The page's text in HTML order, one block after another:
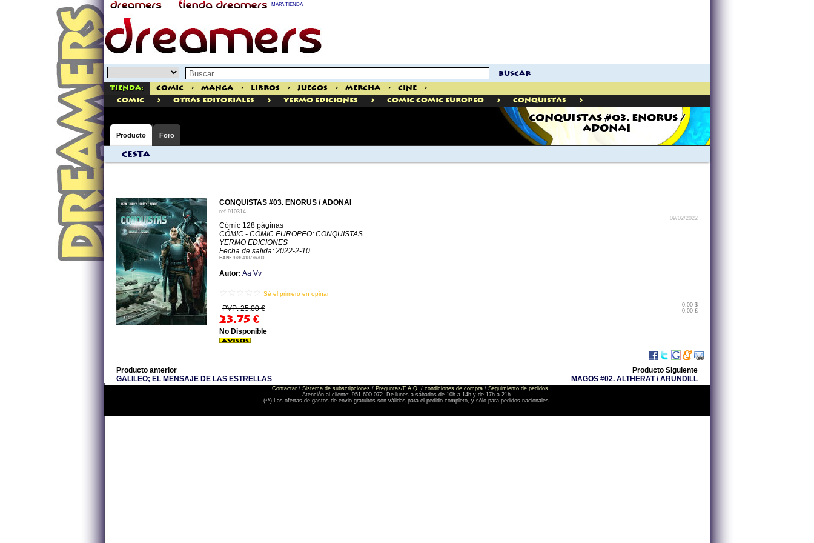
MAPA TIENDA
buscar
Tienda: Comic > Manga > Libros > Juegos > Mercha > Cine
>
comic
> Otras Editoriales > Yermo Ediciones > Comic Comic Europeo > Conquistas >
CONQUISTAS #03. ENORUS /
ADONAI
Producto Foro
Cesta
CONQUISTAS #03. ENORUS / ADONAI
ref 910314
09/02/2022
Cómic 128 páginas
CÓMIC - CÓMIC EUROPEO: CONQUISTAS
YERMO EDICIONES
Fecha de salida: 2022-2-10
EAN: 9788418776700
Autor: Aa Vv
Sé el primero en opinar
PVP: 25.00 €
23.75 €
0.00 $
0.00 £
No Disponible
Producto anterior
GALILEO; EL MENSAJE DE LAS ESTRELLAS
Producto Siguiente
MAGOS #02. ALTHERAT / ARUNDILL
Contactar / Sistema de subscripciones / Preguntas/F.A.Q. / condiciones de compra / Seguimiento de pedidos
Atención al cliente: 951 600 072. De lunes a sábados de 10h a 14h y de 17h a 21h.
(**) Las ofertas de gastos de envio gratuitos son válidas para el pedido completo, y sólo para pedidos nacionales.